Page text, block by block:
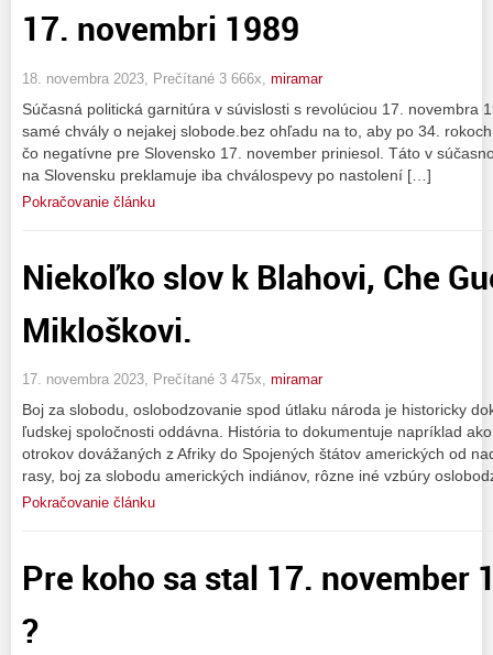
17. novembri 1989
18. novembra 2023, Prečítané 3 666x, miramar
Súčasná politická garnitúra v súvislosti s revolúciou 17. novembra
samé chvály o nejakej slobode.bez ohľadu na to, aby po 34.
čo negatívne pre Slovensko 17. november priniesol. Táto v
na Slovensku preklamuje iba chválospevy po nastolení […]
Pokračovanie článku
Niekoľko slov k Blahovi, Che
Mikloškovi.
17. novembra 2023, Prečítané 3 475x, miramar
Boj za slobodu, oslobodzovanie spod útlaku národa je historicky
ľudskej spoločnosti oddávna. História to dokumentuje napríklad
otrokov dovážaných z Afriky do Spojených štátov amerických od
rasy, boj za slobodu amerických indiánov, rôzne iné vzbúry
Pokračovanie článku
Pre koho sa stal 17. november
?